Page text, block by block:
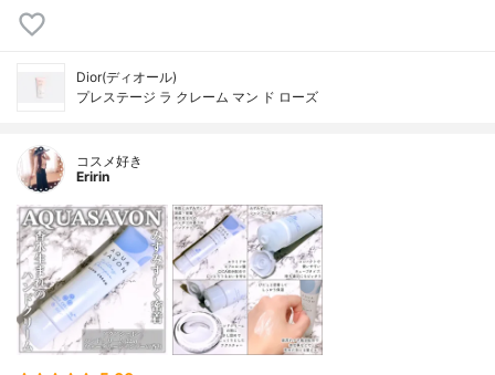
Dior(ディオール)
プレステージ ラ クレーム マン ド ローズ
コスメ好き
Eririn